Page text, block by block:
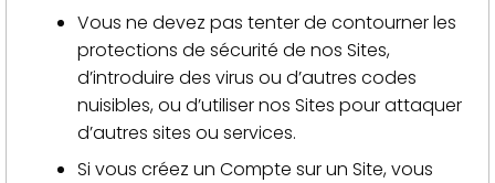
Vous ne devez pas tenter de contourner les
protections de sécurité de nos Sites,
d’introduire des virus ou d’autres codes
nuisibles, ou d’utiliser nos Sites pour attaquer
d’autres sites ou services.
Si vous créez un Compte sur un Site, vous